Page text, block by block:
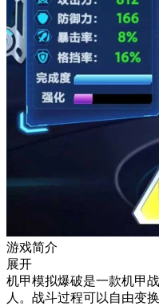
游戏简介
展开
机甲模拟爆破是一款机甲
人。战斗过程可以自由变